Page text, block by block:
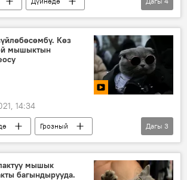
Франция
нааразычылык
Көз
мышыктын
14:34
Грозный
образ
Дагы 3
мышык
багындырууда.